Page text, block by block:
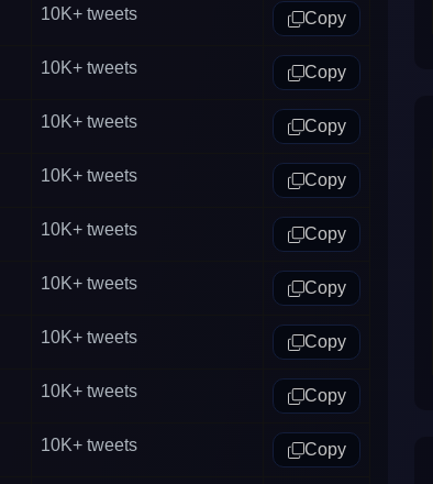
10K+ tweets Copy
10K+ tweets Copy
10K+ tweets Copy
10K+ tweets Copy
10K+ tweets Copy
10K+ tweets Copy
10K+ tweets Copy
10K+ tweets Copy
10K+ tweets Copy